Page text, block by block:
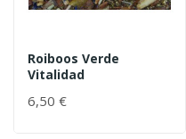
Roiboos Verde
Vitalidad
6,50 €